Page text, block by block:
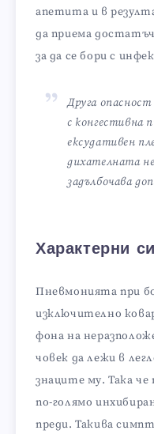
апетита и в
да приема
за да се бори с
Друга
с конгестивна
ексудативен
дихателната
задълбочава
Характерни
Пневмонията при
изключително
фона на
човек да лежи в
знаците му. Така
по-голямо
преди. Такива